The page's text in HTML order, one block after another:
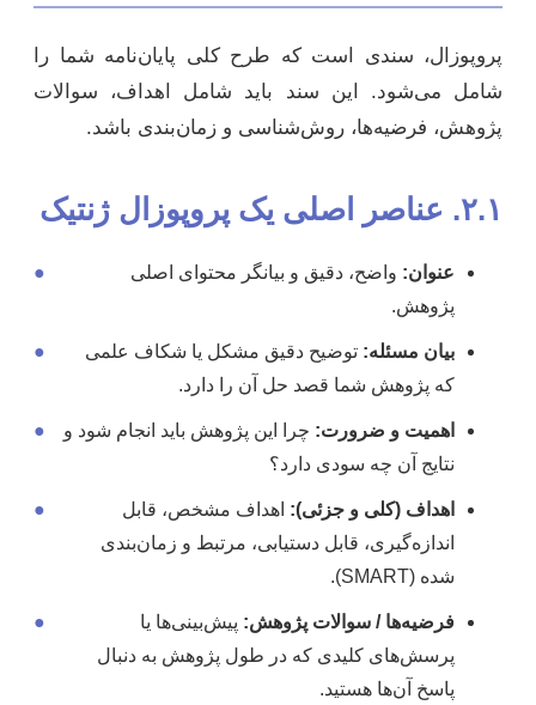
پروپوزال، سندی است که طرح کلی پایان‌نامه شما را
شامل می‌شود. این سند باید شامل اهداف، سوالات
پژوهش، فرضیه‌ها، روش‌شناسی و زمان‌بندی باشد.
۲.۱. عناصر اصلی یک پروپوزال ژنتیک
● عنوان: واضح، دقیق و بیانگر محتوای اصلی
پژوهش.
● بیان مسئله: توضیح دقیق مشکل یا شکاف علمی
که پژوهش شما قصد حل آن را دارد.
● اهمیت و ضرورت: چرا این پژوهش باید انجام شود و
نتایج آن چه سودی دارد؟
● اهداف (کلی و جزئی): اهداف مشخص، قابل
اندازه‌گیری، قابل دستیابی، مرتبط و زمان‌بندی
شده (SMART).
● فرضیه‌ها / سوالات پژوهش: پیش‌بینی‌ها یا
پرسش‌های کلیدی که در طول پژوهش به دنبال
پاسخ آن‌ها هستید.